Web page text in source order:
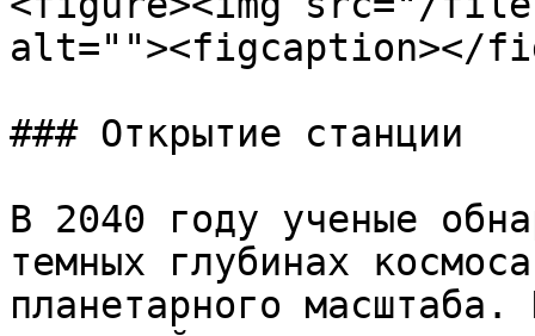
alt=""><figcaption></
### Открытие станции
В 2040 году ученые
темных глубинах
планетарного масштаба.